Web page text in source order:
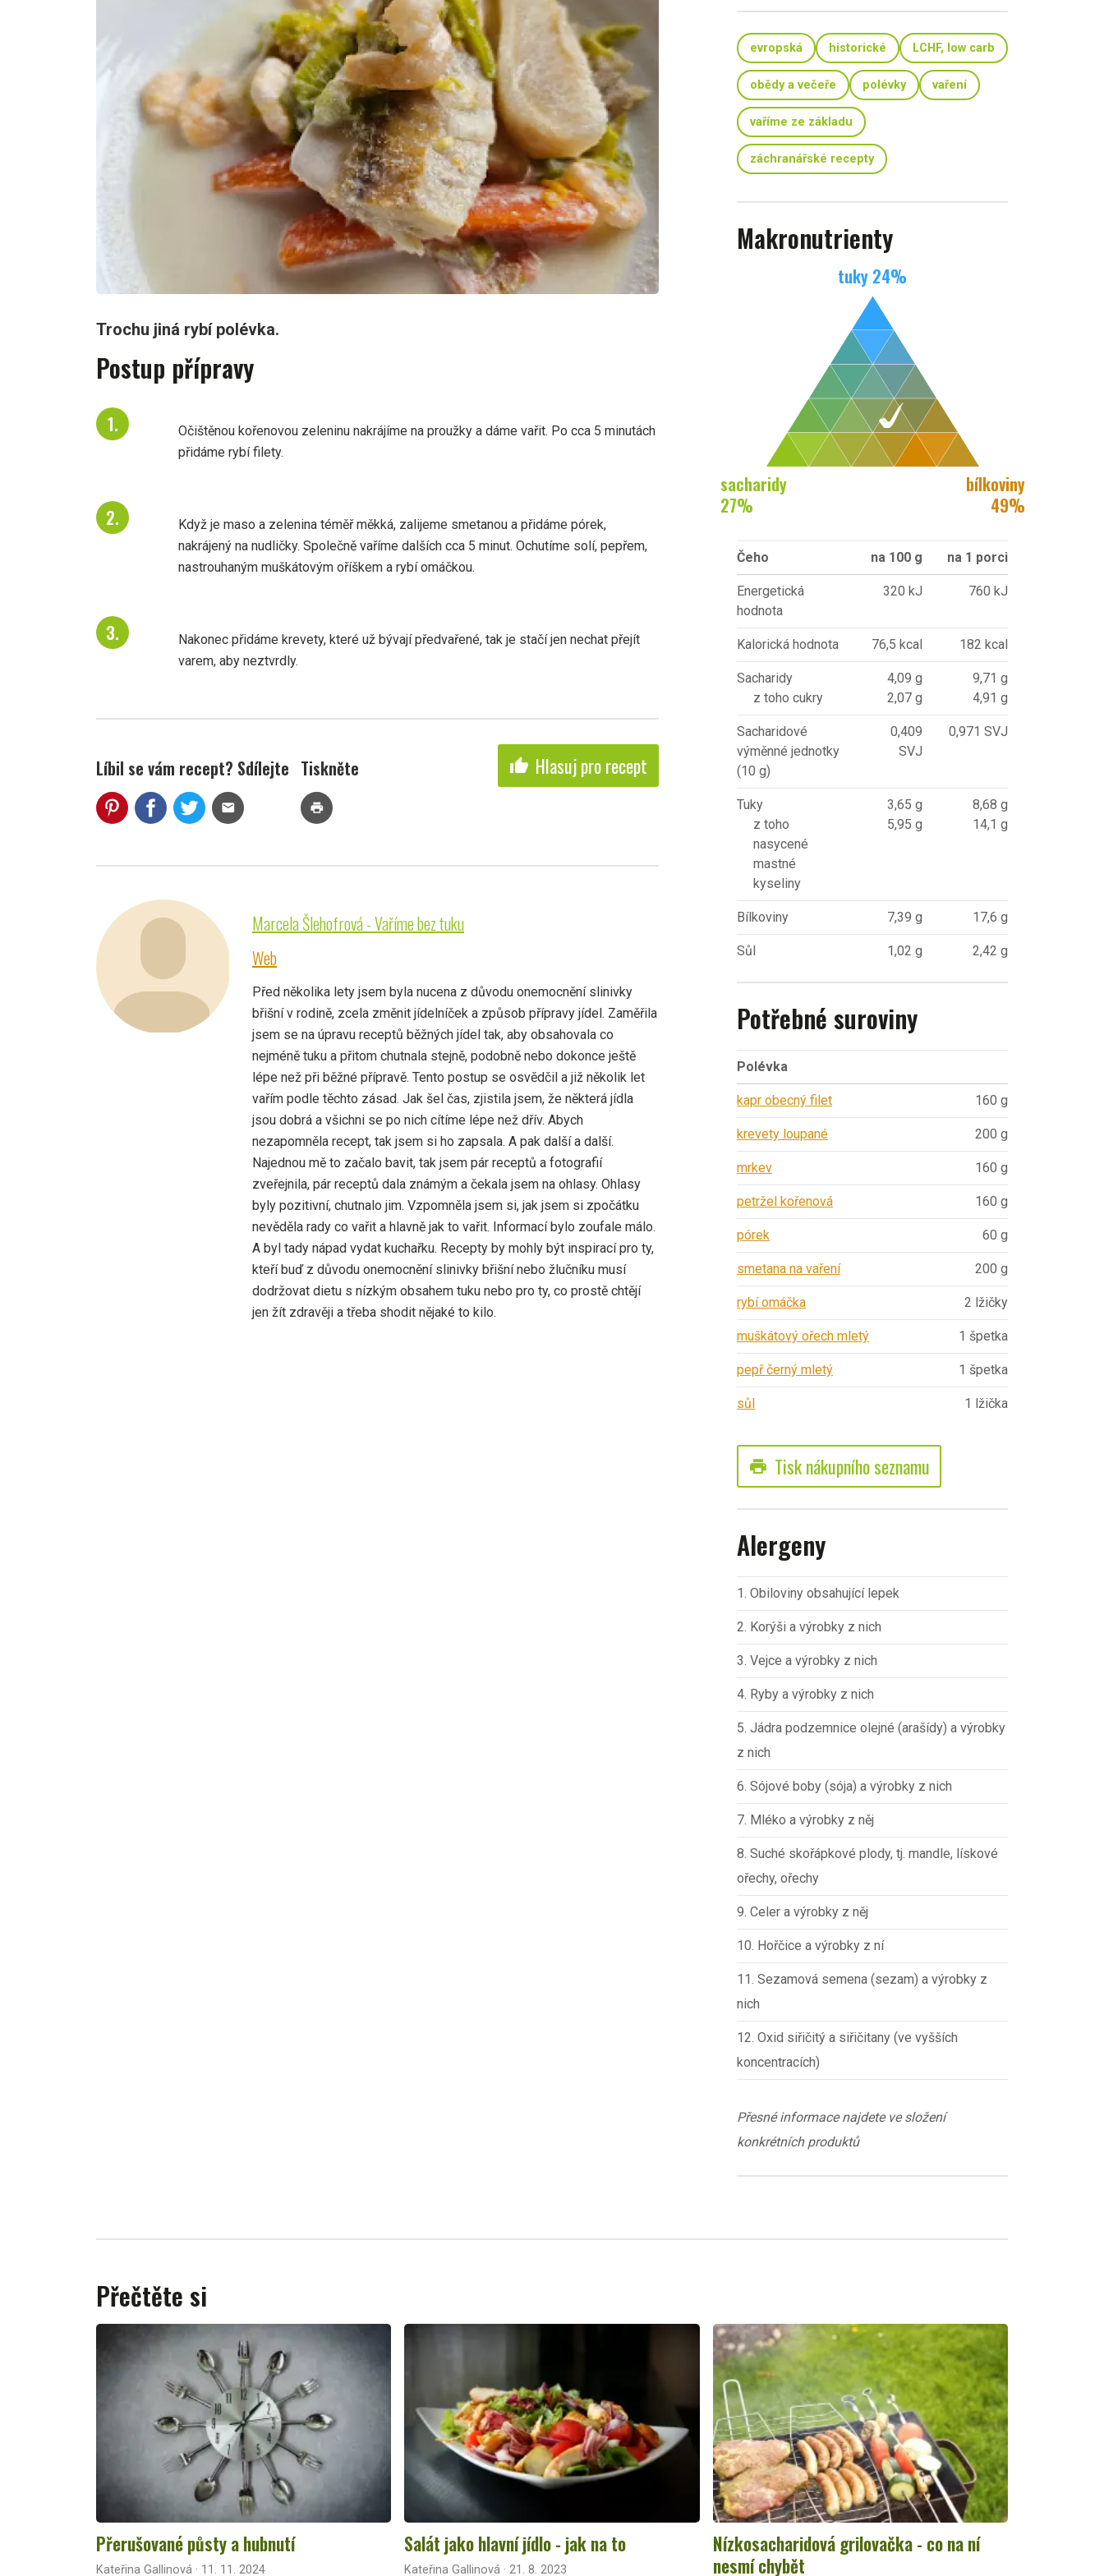
Trochu jiná rybí polévka.
Postup přípravy
Očištěnou kořenovou zeleninu nakrájíme na proužky a dáme vařit. Po cca 5 minutách
přidáme rybí filety.
Když je maso a zelenina téměř měkká, zalijeme smetanou a přidáme pórek,
nakrájený na nudličky. Společně vaříme dalších cca 5 minut. Ochutíme solí, pepřem,
nastrouhaným muškátovým oříškem a rybí omáčkou.
Nakonec přidáme krevety, které už bývají předvařené, tak je stačí jen nechat přejít
varem, aby neztvrdly.
Líbil se vám recept? Sdílejte
mail
Tiskněte
print
thumb_up Hlasuj pro recept
Marcela Šlehofrová - Vaříme bez tuku
Web
Před několika lety jsem byla nucena z důvodu onemocnění slinivky
břišní v rodině, zcela změnit jídelníček a způsob přípravy jídel. Zaměřila
jsem se na úpravu receptů běžných jídel tak, aby obsahovala co
nejméně tuku a přitom chutnala stejně, podobně nebo dokonce ještě
lépe než při běžné přípravě. Tento postup se osvědčil a již několik let
vařím podle těchto zásad. Jak šel čas, zjistila jsem, že některá jídla
jsou dobrá a všichni se po nich cítíme lépe než dřív. Abych
nezapomněla recept, tak jsem si ho zapsala. A pak další a další.
Najednou mě to začalo bavit, tak jsem pár receptů a fotografií
zveřejnila, pár receptů dala známým a čekala jsem na ohlasy. Ohlasy
byly pozitivní, chutnalo jim. Vzpomněla jsem si, jak jsem si zpočátku
nevěděla rady co vařit a hlavně jak to vařit. Informací bylo zoufale málo.
A byl tady nápad vydat kuchařku. Recepty by mohly být inspirací pro ty,
kteří buď z důvodu onemocnění slinivky břišní nebo žlučníku musí
dodržovat dietu s nízkým obsahem tuku nebo pro ty, co prostě chtějí
jen žít zdravěji a třeba shodit nějaké to kilo.
evropská historické LCHF, low carb
obědy a večeře polévky vaření
vaříme ze základu
záchranářské recepty
Makronutrienty
tuky 24%
sacharidy
27%
bílkoviny
49%
Čeho na 100 g na 1 porci
Energetická
hodnota
320 kJ 760 kJ
Kalorická hodnota 76,5 kcal 182 kcal
Sacharidy
z toho cukry
4,09 g
2,07 g
9,71 g
4,91 g
Sacharidové
výměnné jednotky
(10 g)
0,409
SVJ
0,971 SVJ
Tuky
z toho
nasycené
mastné
kyseliny
3,65 g
5,95 g
8,68 g
14,1 g
Bílkoviny 7,39 g 17,6 g
Sůl 1,02 g 2,42 g
Potřebné suroviny
Polévka
kapr obecný filet 160 g
krevety loupané 200 g
mrkev 160 g
petržel kořenová 160 g
pórek 60 g
smetana na vaření 200 g
rybí omáčka 2 lžičky
muškátový ořech mletý 1 špetka
pepř černý mletý 1 špetka
sůl 1 lžička
print Tisk nákupního seznamu
Alergeny
1. Obiloviny obsahující lepek
2. Korýši a výrobky z nich
3. Vejce a výrobky z nich
4. Ryby a výrobky z nich
5. Jádra podzemnice olejné (arašídy) a výrobky
z nich
6. Sójové boby (sója) a výrobky z nich
7. Mléko a výrobky z něj
8. Suché skořápkové plody, tj. mandle, lískové
ořechy, ořechy
9. Celer a výrobky z něj
10. Hořčice a výrobky z ní
11. Sezamová semena (sezam) a výrobky z
nich
12. Oxid siřičitý a siřičitany (ve vyšších
koncentracích)
Přesné informace najdete ve složení
konkrétních produktů
Přečtěte si
Přerušované půsty a hubnutí
Kateřina Gallinová · 11. 11. 2024
Salát jako hlavní jídlo - jak na to
Kateřina Gallinová · 21. 8. 2023
Nízkosacharidová grilovačka - co na ní
nesmí chybět